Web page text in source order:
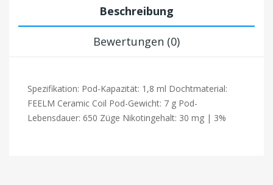
Beschreibung
Bewertungen (0)
Spezifikation: Pod-Kapazität: 1,8 ml Dochtmaterial:
FEELM Ceramic Coil Pod-Gewicht: 7 g Pod-
Lebensdauer: 650 Züge Nikotingehalt: 30 mg | 3%